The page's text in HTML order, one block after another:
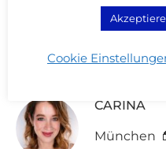
CARINA
München
Cookie